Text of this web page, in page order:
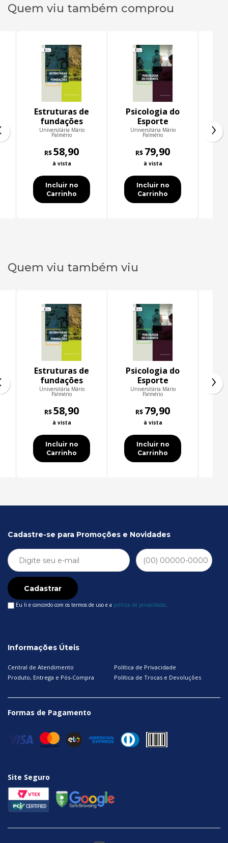
Quem viu também comprou
Estruturas de
fundações
Universitária Mário
Palmério
R$58,90
à vista
Incluir no
Carrinho
Psicologia do
Esporte
Universitária Mário
Palmério
R$ 79,90
à vista
Incluir no
Carrinho
›
Quem viu também viu
Estruturas de
fundações
Universitária Mário
Palmério
R$58,90
à vista
Incluir no
Carrinho
Psicologia do
Esporte
Universitária Mário
Palmério
R$ 79,90
à vista
Incluir no
Carrinho
›
Informações Úteis
Central de Atendimento
Política de Privacidade
Produto, Entrega e Pós-Compra
Política de Trocas e Devoluções
Cadastre-se para Promoções e Novidades
Cadastrar
Eu li e concordo com os termos de uso e a política de privacidade.
Formas de Pagamento
Site Seguro